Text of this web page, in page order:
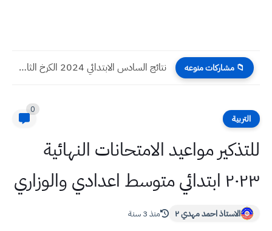
📁 مشاركات منوعه نتائج السادس الابتدائي 2024 الكرخ الثانية الدور الأول
التربية
0
للتذكير مواعيد الامتحانات النهائية
٢٠٢٣ ابتدائي متوسط اعدادي والوزاري
الاستاذ احمد مهدي ٢ منذ 3 سنة